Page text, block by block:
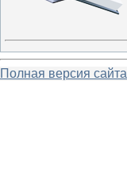
Полная версия сайта